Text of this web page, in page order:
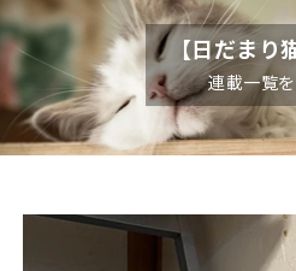
【日だまり
連載一覧